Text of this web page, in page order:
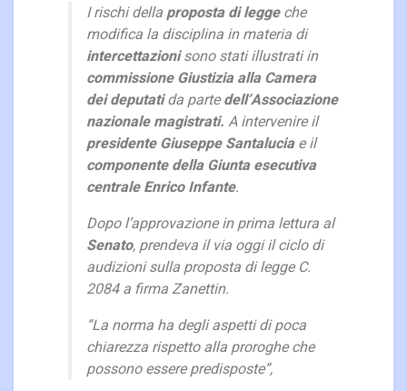
I rischi dellaproposta di leggeche
modifica la disciplina in materia di
intercettazionisono stati illustrati in
commissione Giustizia alla Camera
dei deputatida partedell’Associazione
nazionale magistrati. A intervenire il
presidente Giuseppe Santaluciae il
componente della Giunta esecutiva
centrale Enrico Infante.
Dopo l’approvazione in prima lettura al
Senato, prendeva il via oggi il ciclo di
audizioni sulla proposta di legge C.
2084 a firma Zanettin.
“La norma ha degli aspetti di poca
chiarezza rispetto alla proroghe che
possono essere predisposte”,